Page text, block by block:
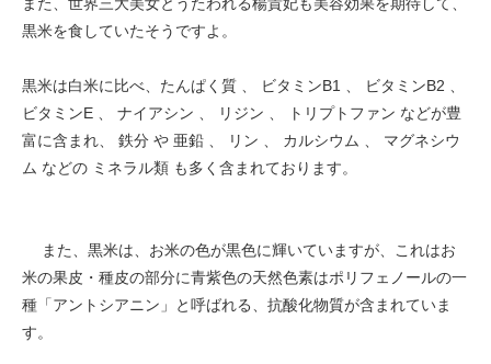
黒米を食していたそうですよ。
黒米は白米に比べ、たんぱく質 、 ビタミンB1 、 ビタミンB2 、
ビタミンE 、 ナイアシン 、 リジン 、 トリプトファン などが豊
富に含まれ、 鉄分 や 亜鉛 、 リン 、 カルシウム 、 マグネシウ
ム などの ミネラル類 も多く含まれております。
また、黒米は、お米の色が黒色に輝いていますが、これはお
米の果皮・種皮の部分に青紫色の天然色素はポリフェノールの一
種「アントシアニン」と呼ばれる、抗酸化物質が含まれていま
す。